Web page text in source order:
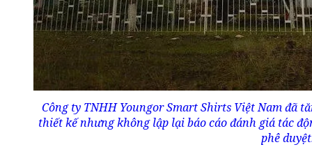
Công ty TNHH Youngor Smart Shirts Việt Nam đã
thiết kế nhưng không lập lại báo cáo đánh giá tác
phê